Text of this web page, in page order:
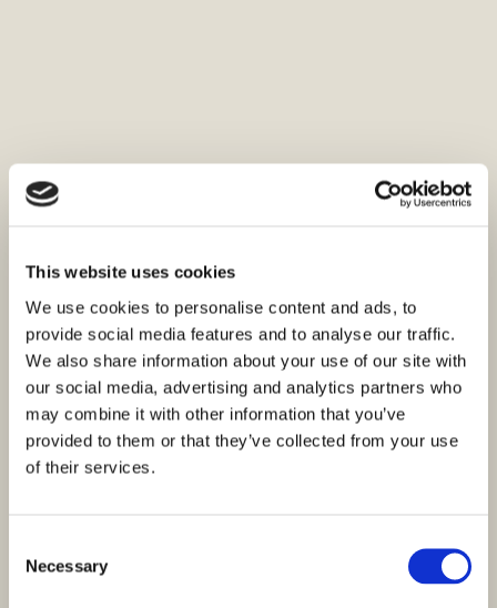
This website uses cookies
We use cookies to personalise content and ads, to
provide social media features and to analyse our traffic.
We also share information about your use of our site with
our social media, advertising and analytics partners who
may combine it with other information that you’ve
provided to them or that they’ve collected from your use
of their services.
Selection
Necessary